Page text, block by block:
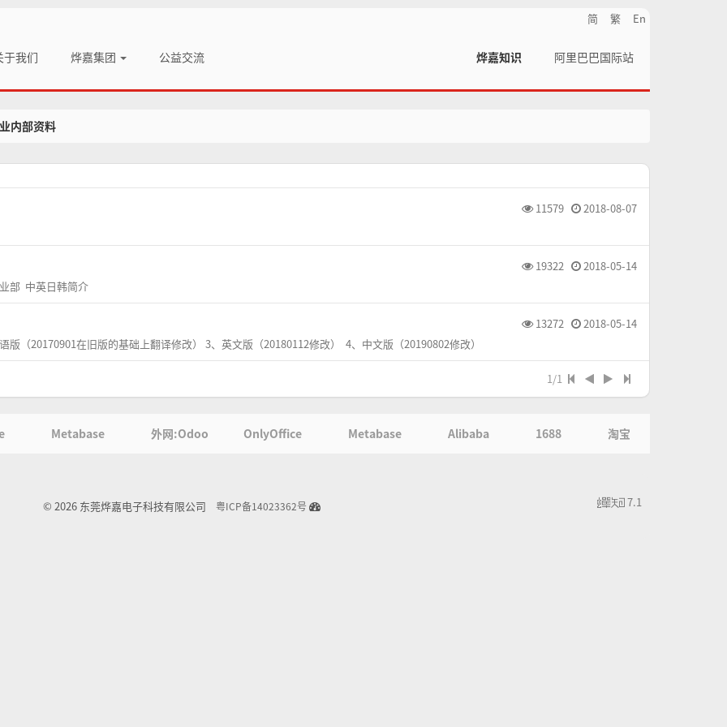
简 繁 En
于我们 烨嘉集团 公益交流 阿里巴巴国际站
烨嘉知识
内部资料
11579 2018-08-07
19322 2018-05-14
部 中英日韩简介
13272 2018-05-14
（20170901在旧版的基础上翻译修改） 3、英文版（20180112修改） 4、中文版（20190802修改）
1/1
Metabase 外网:Odoo OnlyOffice Metabase Alibaba 1688 淘宝
© 2026 东莞烨嘉电子科技有限公司 粤ICP备14023362号 7.1